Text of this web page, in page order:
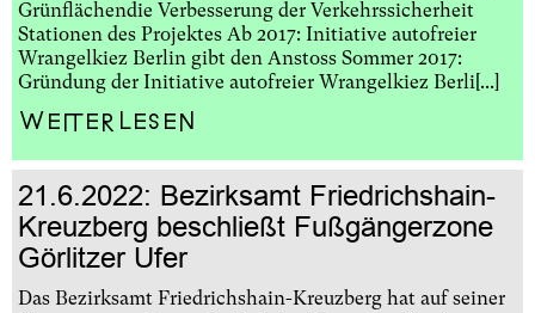
Grünflächendie Verbesserung der Verkehrssicherheit
Stationen des Projektes Ab 2017: Initiative autofreier
Wrangelkiez Berlin gibt den Anstoss Sommer 2017:
Gründung der Initiative autofreier Wrangelkiez Berli[...]
Weiterlesen
21.6.2022: Bezirksamt Friedrichshain-
Kreuzberg beschließt Fußgängerzone
Görlitzer Ufer
Das Bezirksamt Friedrichshain-Kreuzberg hat auf seiner